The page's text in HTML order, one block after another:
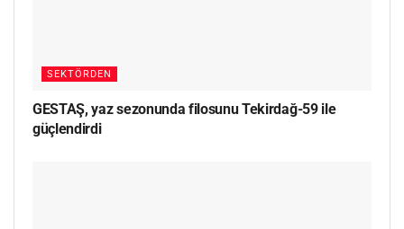
SEKTÖRDEN
GESTAŞ, yaz sezonunda filosunu Tekirdağ-59 ile
güçlendirdi